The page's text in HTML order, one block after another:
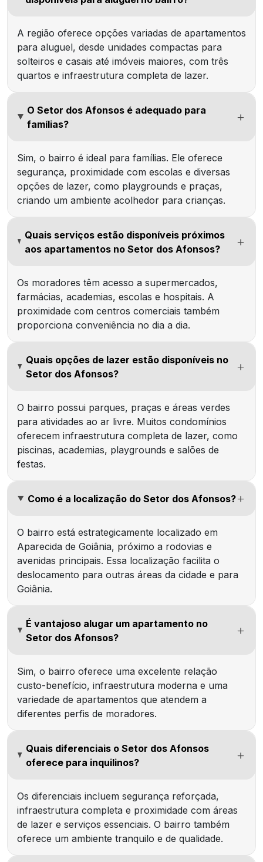
A região oferece opções variadas de apartamentos
para aluguel, desde unidades compactas para
solteiros e casais até imóveis maiores, com três
quartos e infraestrutura completa de lazer.
O Setor dos Afonsos é adequado para
famílias?
Sim, o bairro é ideal para famílias. Ele oferece
segurança, proximidade com escolas e diversas
opções de lazer, como playgrounds e praças,
criando um ambiente acolhedor para crianças.
Quais serviços estão disponíveis próximos
aos apartamentos no Setor dos Afonsos?
Os moradores têm acesso a supermercados,
farmácias, academias, escolas e hospitais. A
proximidade com centros comerciais também
proporciona conveniência no dia a dia.
Quais opções de lazer estão disponíveis no
Setor dos Afonsos?
O bairro possui parques, praças e áreas verdes
para atividades ao ar livre. Muitos condomínios
oferecem infraestrutura completa de lazer, como
piscinas, academias, playgrounds e salões de
festas.
Como é a localização do Setor dos Afonsos?
O bairro está estrategicamente localizado em
Aparecida de Goiânia, próximo a rodovias e
avenidas principais. Essa localização facilita o
deslocamento para outras áreas da cidade e para
Goiânia.
É vantajoso alugar um apartamento no
Setor dos Afonsos?
Sim, o bairro oferece uma excelente relação
custo-benefício, infraestrutura moderna e uma
variedade de apartamentos que atendem a
diferentes perfis de moradores.
Quais diferenciais o Setor dos Afonsos
oferece para inquilinos?
Os diferenciais incluem segurança reforçada,
infraestrutura completa e proximidade com áreas
de lazer e serviços essenciais. O bairro também
oferece um ambiente tranquilo e de qualidade.